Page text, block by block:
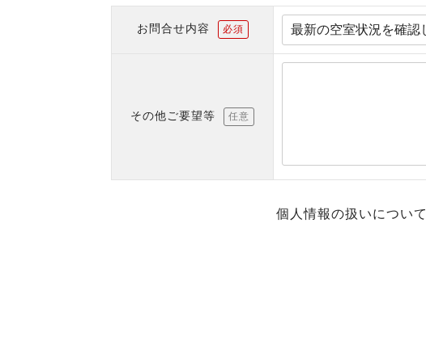
お問合せ内容 必須
その他ご要望等 任意
個人情報の扱いについて